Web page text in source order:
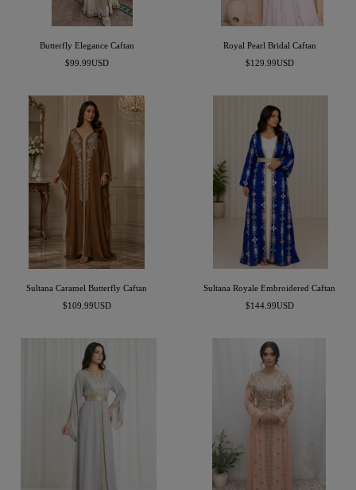
Royal Pearl Bridal Caftan
السعر
$129.99USD
Butterfly Elegance Caftan
السعر
$99.99USD
Sultana Royale Embroidered Caftan
السعر
$144.99USD
Sultana Caramel Butterfly Caftan
السعر
$109.99USD